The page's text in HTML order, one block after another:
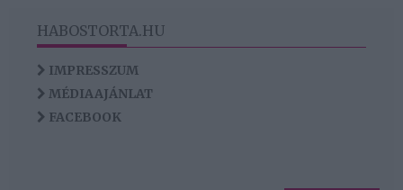
HABOSTORTA.HU
IMPRESSZUM
MÉDIAAJÁNLAT
FACEBOOK